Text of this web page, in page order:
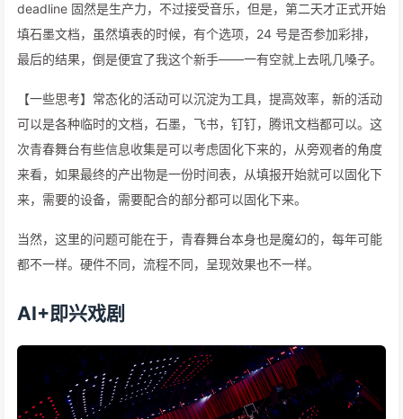
deadline 固然是生产力，不过接受音乐，但是，第二天才正式开始
填石墨文档，虽然填表的时候，有个选项，24 号是否参加彩排，
最后的结果，倒是便宜了我这个新手——一有空就上去吼几嗓子。
【一些思考】常态化的活动可以沉淀为工具，提高效率，新的活动
可以是各种临时的文档，石墨，飞书，钉钉，腾讯文档都可以。这
次青春舞台有些信息收集是可以考虑固化下来的，从旁观者的角度
来看，如果最终的产出物是一份时间表，从填报开始就可以固化下
来，需要的设备，需要配合的部分都可以固化下来。
当然，这里的问题可能在于，青春舞台本身也是魔幻的，每年可能
都不一样。硬件不同，流程不同，呈现效果也不一样。
AI+即兴戏剧